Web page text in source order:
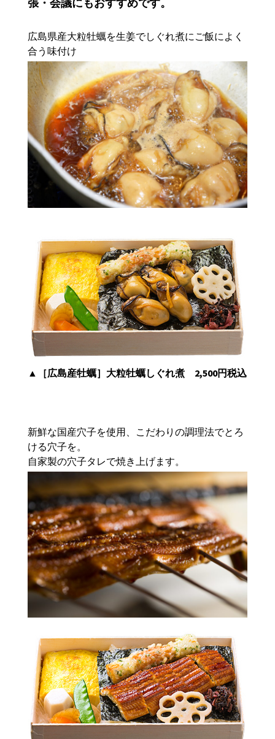
張・会議にもおすすめです。
広島県産大粒牡蠣を生姜でしぐれ煮にご飯によく
合う味付け
▲ ［広島産牡蠣］大粒牡蠣しぐれ煮 2,500円税込
新鮮な国産穴子を使用、こだわりの調理法でとろ
ける穴子を。
自家製の穴子タレで焼き上げます。